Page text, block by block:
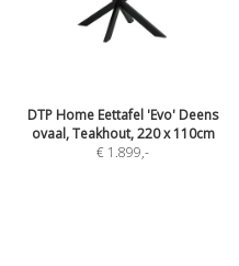
DTP Home Eettafel 'Evo' Deens
ovaal, Teakhout, 220 x 110cm
€ 1.899,-